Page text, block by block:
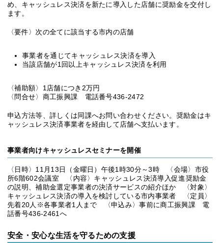
め、キャッシュレス決済を新たに導入した店舗に奨励金を交付し
ます。
〈要件〉次の全てに該当する市内の店舗
事業者を通じてキャッシュレス決済を導入
当該店舗が1回以上キャッシュレス決済を利用
〈補助額〉1店舗につき2万円
〈問合せ〉商工振興課 電話番号436-2472
申込方法等、詳しくは同課へお問い合わせください。奨励金はキ
ャッシュレス決済事業者を経由して店舗へ支払います。
事業者向けキャッシュレスセミナーを開催
〈日時〉11月13日（金曜日）午後1時30分～3時 〈会場〉市役
所6階602会議室 〈内容〉キャッシュレス決済導入促進奨励金
の説明、補助金選定事業者の決済サービスの紹介ほか 〈対象〉
キャッシュレス決済の導入を検討している市内事業者 〈定員〉
先着20人※各事業者1人まで 〈申込み〉事前に商工振興課 電
話番号436-2461へ
安全・安心な生活を守るための支援